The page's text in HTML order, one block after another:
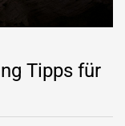
Tipps für